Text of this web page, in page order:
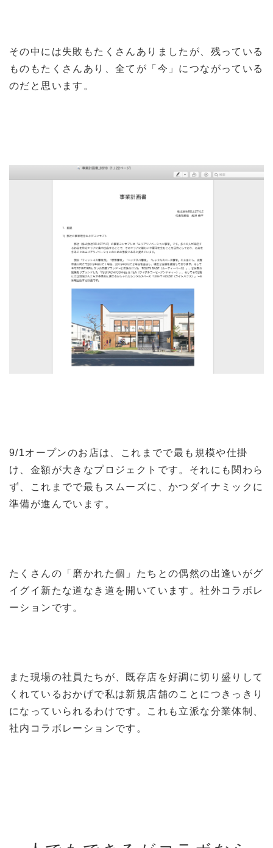
その中には失敗もたくさんありましたが、残っている
ものもたくさんあり、全てが「今」につながっている
のだと思います。
9/1オープンのお店は、これまでで最も規模や仕掛
け、金額が大きなプロジェクトです。それにも関わら
ず、これまでで最もスムーズに、かつダイナミックに
準備が進んでいます。
たくさんの「磨かれた個」たちとの偶然の出逢いがグ
イグイ新たな道なき道を開いています。社外コラボレ
ーションです。
また現場の社員たちが、既存店を好調に切り盛りして
くれているおかげで私は新規店舗のことにつきっきり
になっていられるわけです。これも立派な分業体制、
社内コラボレーションです。